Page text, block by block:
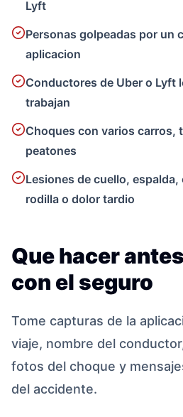
Lyft
Personas golpeadas por un
aplicacion
Conductores de Uber o Lyft
trabajan
Choques con varios carros,
peatones
Lesiones de cuello,
rodilla o dolor tardio
Que hacer
con el seguro
Tome capturas de la
viaje, nombre del
fotos del choque y
del accidente.